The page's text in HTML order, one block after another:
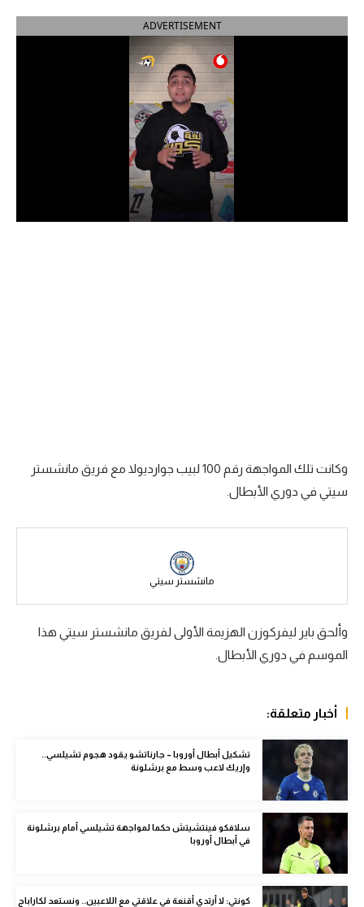
الدوري السعودي للمحترفين
دوري أبطال إفريقيا
الدوري الإنجليزي
أمم إفريقيا
كرة سلة
كرة يد
كرة طائرة
الوطن العربي
في المونديال
ADVERTISEMENT
وكانت تلك المواجهة رقم 100 لبيب جوارديولا مع فريق مانشستر
سيتي في دوري الأبطال.
مانشستر سيتي
وألحق باير ليفركوزن الهزيمة الأولى لفريق مانشستر سيتي هذا
الموسم في دوري الأبطال.
أخبار متعلقة:
تشكيل أبطال أوروبا – جارناتشو يقود هجوم تشيلسي..
وإريك لاعب وسط مع برشلونة
سلافكو فينتشيتش حكما لمواجهة تشيلسي أمام برشلونة
في أبطال أوروبا
كونتي: لا أرتدي أقنعة في علاقتي مع اللاعبين.. ونستعد لكاراباج